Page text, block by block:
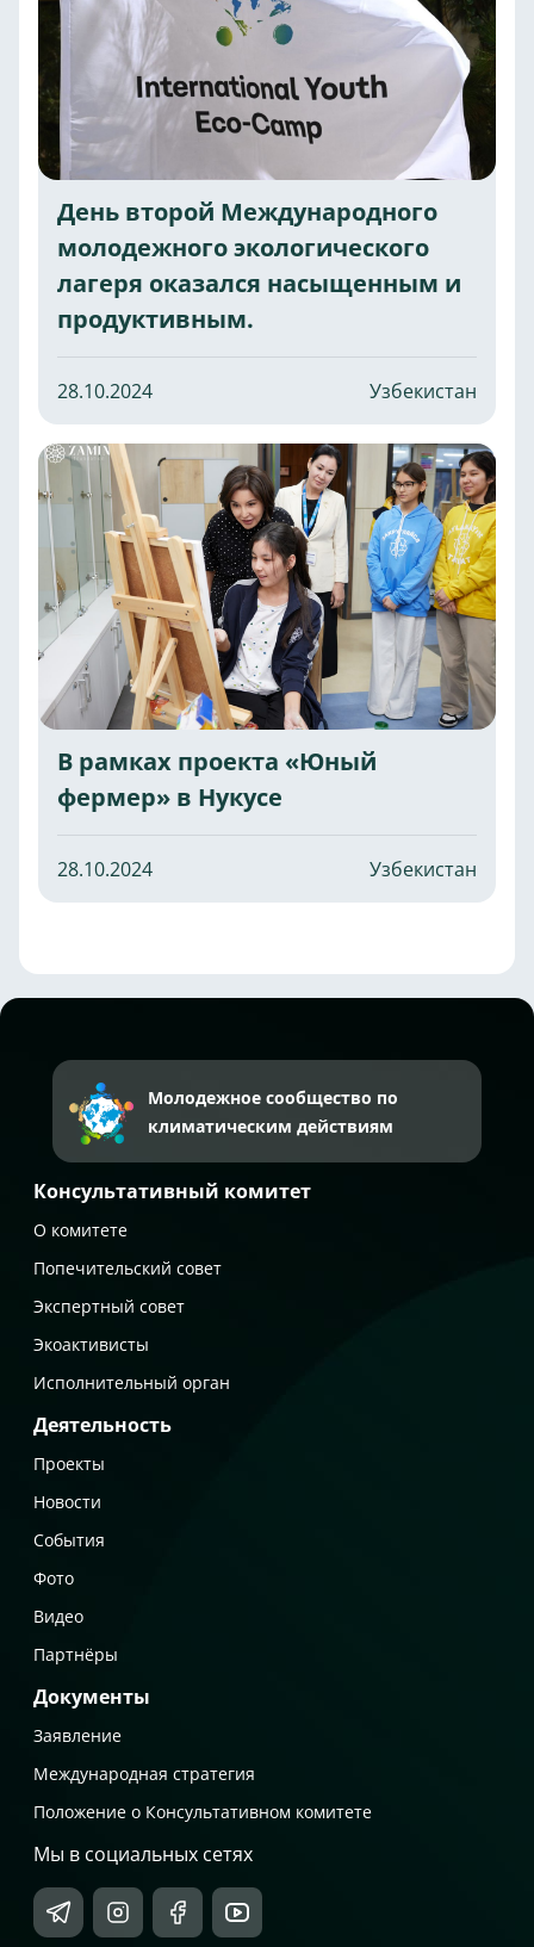
День второй Международного
молодежного экологического
лагеря оказался насыщенным и
продуктивным.
28.10.2024 Узбекистан
В рамках проекта «Юный
фермер» в Нукусе
28.10.2024 Узбекистан
Молодежное сообщество по
климатическим действиям
Консультативный комитет
О комитете
Попечительский совет
Экспертный совет
Экоактивисты
Исполнительный орган
Деятельность
Проекты
Новости
События
Фото
Видео
Партнёры
Документы
Заявление
Международная стратегия
Положение о Консультативном комитете
Мы в социальных сетях